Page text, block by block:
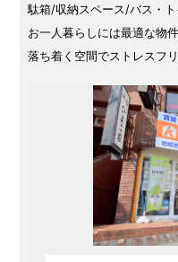
駄箱/収納スペース/バス・
お一人暮らしには最適な物件
落ち着く空間でストレスフ